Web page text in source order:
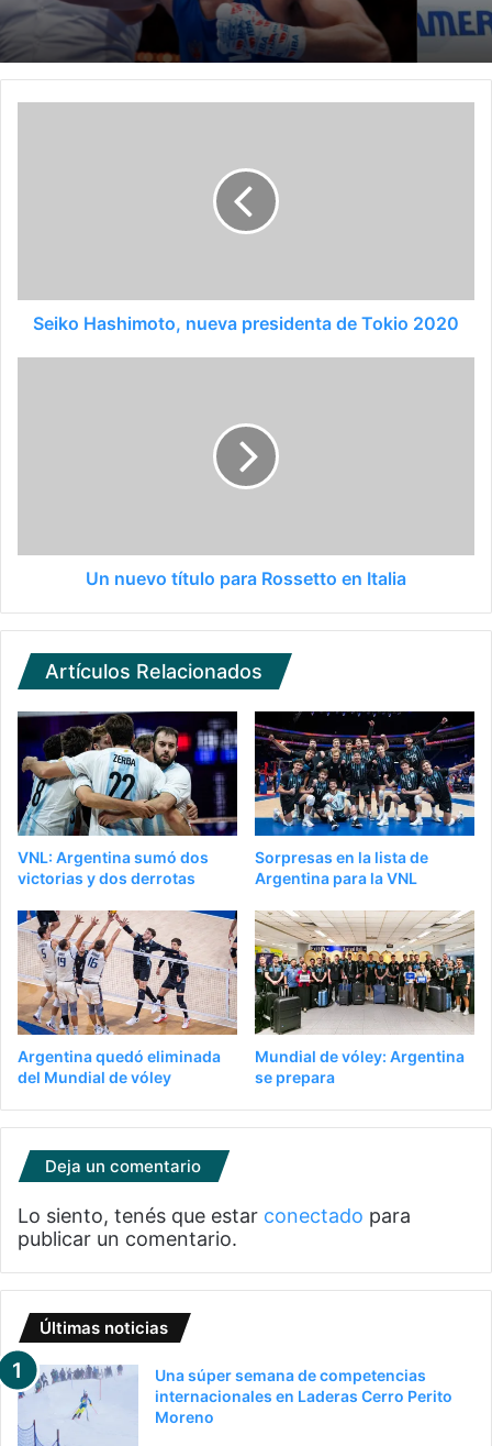
Seiko Hashimoto, nueva presidenta de Tokio 2020
Un nuevo título para Rossetto en Italia
Artículos Relacionados
VNL: Argentina sumó dos
victorias y dos derrotas
Sorpresas en la lista de
Argentina para la VNL
Argentina quedó eliminada
del Mundial de vóley
Mundial de vóley: Argentina
se prepara
Deja un comentario
Lo siento, tenés que estar conectado para
publicar un comentario.
Últimas noticias
Una súper semana de competencias
internacionales en Laderas Cerro Perito
Moreno